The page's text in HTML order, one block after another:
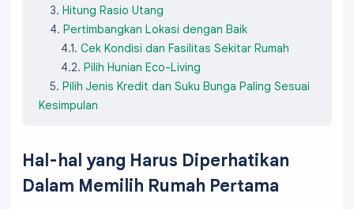
Hitung Rasio Utang
Pertimbangkan Lokasi dengan Baik
Cek Kondisi dan Fasilitas Sekitar Rumah
Pilih Hunian Eco-Living
Pilih Jenis Kredit dan Suku Bunga Paling Sesuai
Kesimpulan
Hal-hal yang Harus Diperhatikan
Dalam Memilih Rumah Pertama